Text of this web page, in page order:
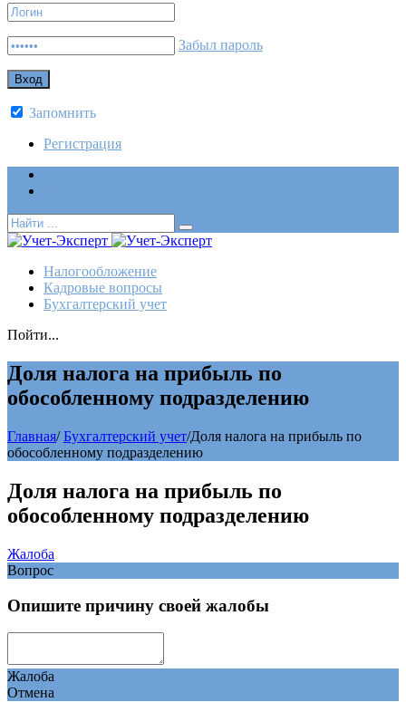
Забыл пароль
Запомнить
Регистрация
Налогообложение
Кадровые вопросы
Бухгалтерский учет
Пойти...
Доля налога на прибыль по
обособленному подразделению
Главная/ Бухгалтерский учет/Доля налога на прибыль по
обособленному подразделению
Доля налога на прибыль по
обособленному подразделению
Жалоба
Вопрос
Опишите причину своей жалобы
Жалоба
Отмена